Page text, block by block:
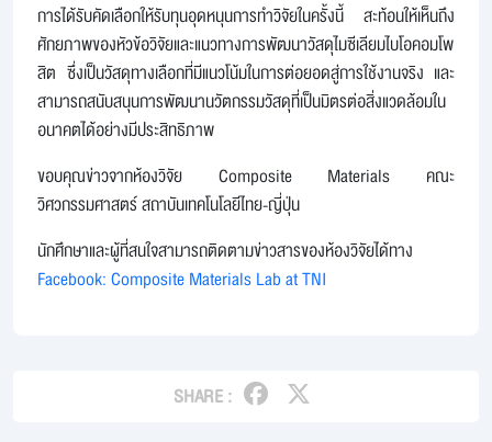
การได้รับคัดเลือกให้รับทุนอุดหนุนการทำวิจัยในครั้งนี้ สะท้อนให้เห็นถึง
ศักยภาพของหัวข้อวิจัยและแนวทางการพัฒนาวัสดุไมซีเลียมไบโอคอมโพ
สิต ซึ่งเป็นวัสดุทางเลือกที่มีแนวโน้มในการต่อยอดสู่การใช้งานจริง และ
สามารถสนับสนุนการพัฒนานวัตกรรมวัสดุที่เป็นมิตรต่อสิ่งแวดล้อมใน
อนาคตได้อย่างมีประสิทธิภาพ
ขอบคุณข่าวจากห้องวิจัย Composite Materials คณะ
วิศวกรรมศาสตร์ สถาบันเทคโนโลยีไทย-ญี่ปุ่น
นักศึกษาและผู้ที่สนใจสามารถติดตามข่าวสารของห้องวิจัยได้ทาง
Facebook: Composite Materials Lab at TNI
SHARE :